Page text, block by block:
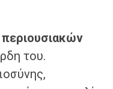
του.